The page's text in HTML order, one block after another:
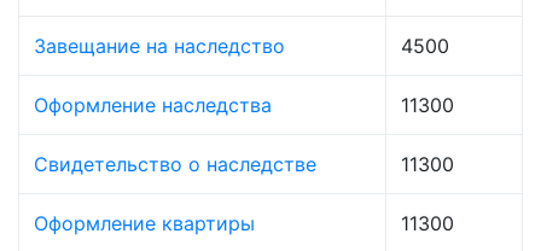
Завещание на наследство 4500
Оформление наследства 11300
Свидетельство о наследстве 11300
Оформление квартиры 11300